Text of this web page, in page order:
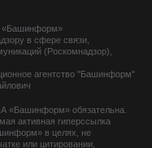
«Башинформ»
в сфере связи,
(Роскомнадзор),
агентство "Башинформ"
«Башинформ» обязательна.
активная гиперссылка
в целях, не
или цитировании,